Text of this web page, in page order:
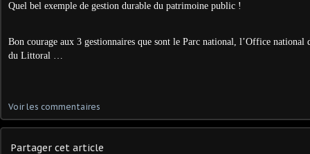
Quel bel exemple de gestion durable du patrimoine public !
Bon courage aux 3 gestionnaires que sont le Parc national, l’Office national
du Littoral …
Voir les commentaires
Partager cet article